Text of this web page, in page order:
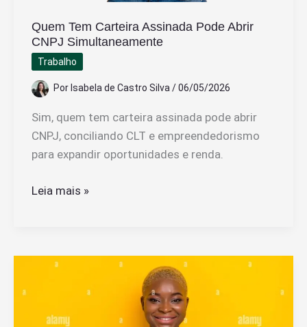
Quem Tem Carteira Assinada Pode Abrir
CNPJ Simultaneamente
Trabalho
Por Isabela de Castro Silva /06/05/2026
Sim, quem tem carteira assinada pode abrir
CNPJ, conciliando CLT e empreendedorismo
para expandir oportunidades e renda.
Quem
Pode
Simultaneamente
Leia mais »